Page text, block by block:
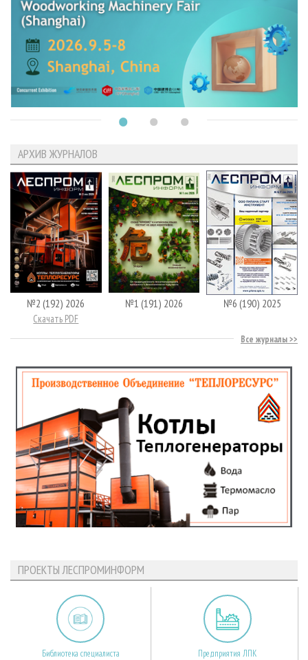
АРХИВ ЖУРНАЛОВ
№2 (192) 2026
Скачать PDF
№1 (191) 2026 №6 (190) 2025
Все журналы
ПРОЕКТЫ ЛЕСПРОМИНФОРМ
Библиотека специалиста Предприятия ЛПК